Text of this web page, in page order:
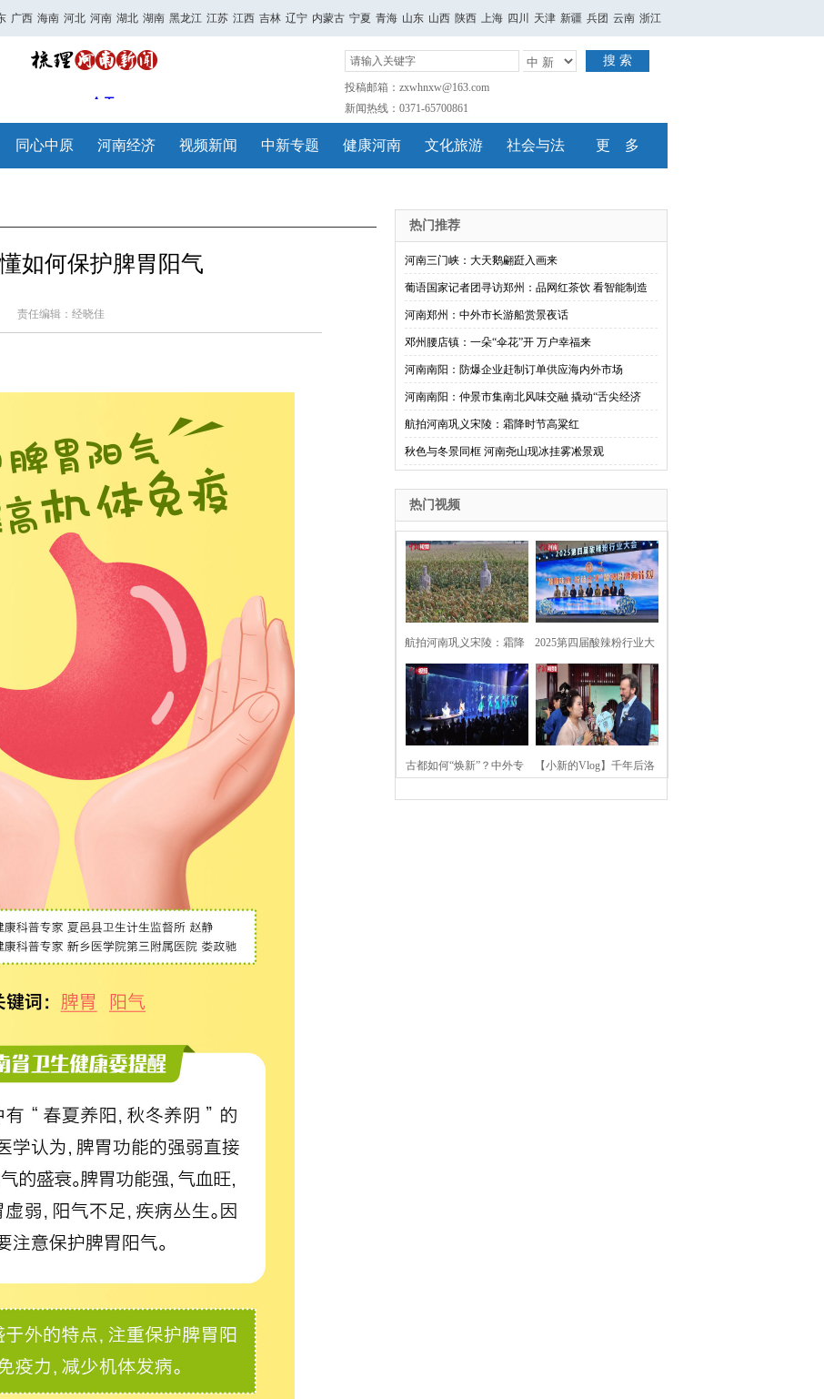
广西 海南 河北 河南 湖北 湖南 黑龙江 江苏 江西 吉林 辽宁 内蒙古 宁夏 青海 山东 山西 陕西 上海 四川 天津 新疆 兵团 云南 浙江
搜 索
投稿邮箱：zxwhnxw@163.com
新闻热线：0371-65700861
同心中原 河南经济 视频新闻 中新专题 健康河南 文化旅游 社会与法 更 多
如何保护脾胃阳气
责任编辑：经晓佳
热门推荐
河南三门峡：大天鹅翩跹入画来
葡语国家记者团寻访郑州：品网红茶饮 看智能制造
河南郑州：中外市长游船赏景夜话
邓州腰店镇：一朵“伞花”开 万户幸福来
河南南阳：防爆企业赶制订单供应海内外市场
河南南阳：仲景市集南北风味交融 撬动“舌尖经济
航拍河南巩义宋陵：霜降时节高粱红
秋色与冬景同框 河南尧山现冰挂雾凇景观
热门视频
航拍河南巩义宋陵：霜降
时节高粱红
2025第四届酸辣粉行业大
会在河南开封举行
古都如何“焕新”？中外专 【小新的Vlog】千年后洛